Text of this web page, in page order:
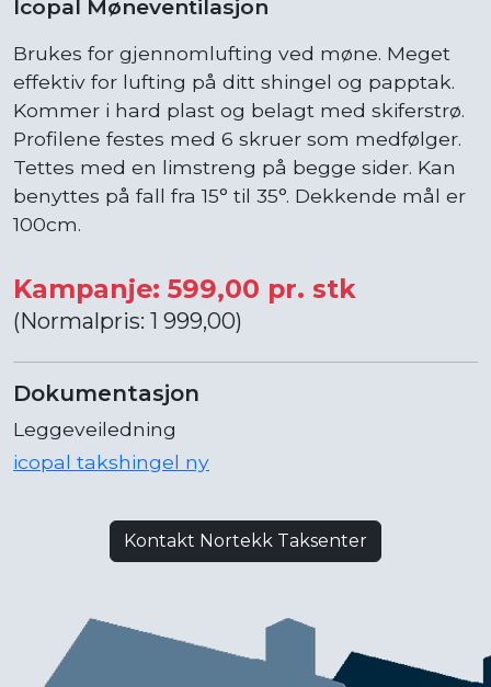
Icopal Møneventilasjon
Brukes for gjennomlufting ved møne. Meget
effektiv for lufting på ditt shingel og papptak.
Kommer i hard plast og belagt med skiferstrø.
Profilene festes med 6 skruer som medfølger.
Tettes med en limstreng på begge sider. Kan
benyttes på fall fra 15° til 35°. Dekkende mål er
100cm.
Kampanje: 599,00 pr. stk
(Normalpris: 1 999,00)
Dokumentasjon
Leggeveiledning
icopal takshingel ny
Kontakt Nortekk Taksenter